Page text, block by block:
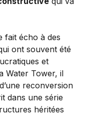
fait écho à des
ont souvent été
et
Water Tower, il
reconversion
dans une série
héritées